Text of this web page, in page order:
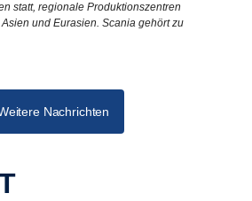
statt, regionale Produktionszentren
und Eurasien. Scania gehört zu
Nachrichten